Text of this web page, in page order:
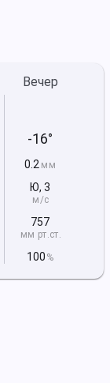
Вечер
-16°
0.2 мм
Ю,3
м/с
757
мм рт.ст.
100 %